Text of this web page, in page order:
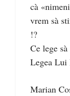
cà
vrem sà
!?
Ce lege
Legea Lui
Marian